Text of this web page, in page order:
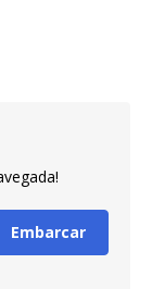
Embarcar